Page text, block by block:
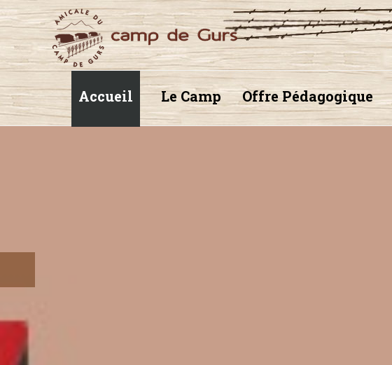
Accueil Le Camp Offre Pédagogique